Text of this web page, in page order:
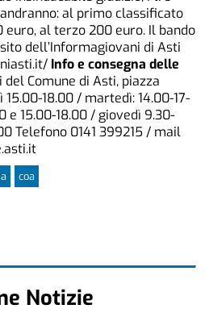
al primo classificato
euro, al terzo 200 euro. Il bando
dell’Informagiovani di Asti
Info e consegna delle
Comune di Asti, piazza
15.00-18.00 / martedì: 14.00-17-
e 15.00-18.00 / giovedì 9.30-
Telefono 0141 399215 / mail
coa
Notizie